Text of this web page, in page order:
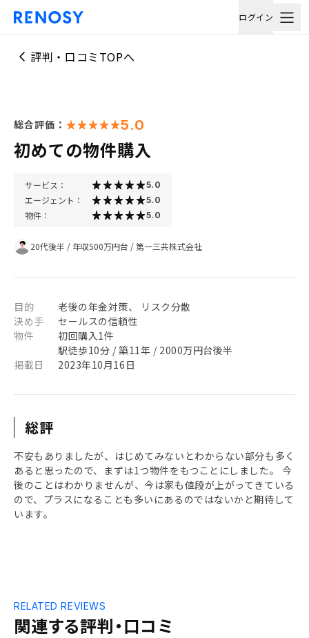
ログイン
評判・口コミTOPへ
総合評価： 5.0
初めての物件購入
サービス： 5.0
エージェント： 5.0
物件： 5.0
20代後半 / 年収500万円台 /第一三共株式会社
目的
老後の年金対策、 リスク分散
決め手
セールスの信頼性
物件
初回購入1件
駅徒歩10分 / 築11年 / 2000万円台後半
掲載日
2023年10月16日
総評
不安もありましたが、はじめてみないとわからない部分も多く
あると思ったので、まずは1つ物件をもつことにしました。 今
後のことはわかりませんが、今は家も値段が上がってきている
ので、プラスになることも多いにあるのではないかと期待して
います。
関連する評判・口コミ
RELATED REVIEWS